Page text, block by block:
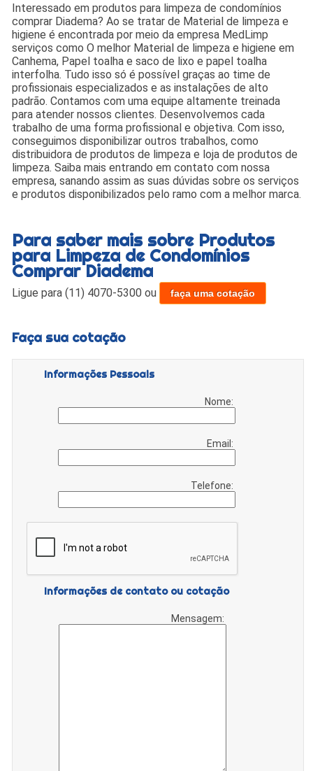
Interessado em produtos para limpeza de condomínios
comprar Diadema? Ao se tratar de Material de limpeza e
higiene é encontrada por meio da empresa MedLimp
serviços como O melhor Material de limpeza e higiene em
Canhema, Papel toalha e saco de lixo e papel toalha
interfolha. Tudo isso só é possível graças ao time de
profissionais especializados e as instalações de alto
padrão. Contamos com uma equipe altamente treinada
para atender nossos clientes. Desenvolvemos cada
trabalho de uma forma profissional e objetiva. Com isso,
conseguimos disponibilizar outros trabalhos, como
distribuidora de produtos de limpeza e loja de produtos de
limpeza. Saiba mais entrando em contato com nossa
empresa, sanando assim as suas dúvidas sobre os serviços
e produtos disponibilizados pelo ramo com a melhor marca.
Para saber mais sobre Produtos
para Limpeza de Condomínios
Comprar Diadema
Ligue para(11) 4070-5300 ou faça uma cotação
Faça sua cotação
Informações Pessoais
Nome:
Email:
Telefone:
Informações de contato ou cotação
Mensagem: